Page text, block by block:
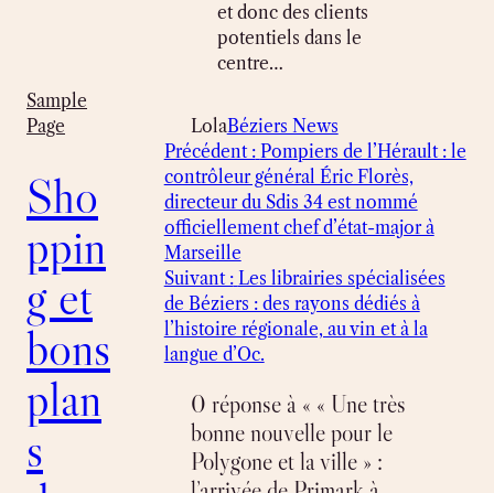
Sample
Page
Sho
ppin
g et
bons
plan
s
et donc des clients
potentiels dans le
centre…
LolaBéziers News
Précédent : Pompiers de l’Hérault : le
contrôleur général Éric Florès,
directeur du Sdis 34 est nommé
officiellement chef d’état-major à
Marseille
Suivant : Les librairies spécialisées
de Béziers : des rayons dédiés à
l’histoire régionale, au vin et à la
langue d’Oc.
0 réponse à « « Une très
bonne nouvelle pour le
Polygone et la ville » :